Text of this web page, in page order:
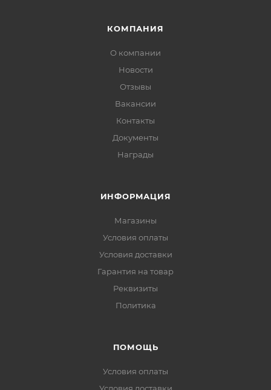
КОМПАНИЯ
О компании
Новости
Отзывы
Вакансии
Контакты
Документы
Награды
ИНФОРМАЦИЯ
Магазины
Условия оплаты
Условия доставки
Гарантия на товар
Реквизиты
Политика
ПОМОЩЬ
Условия оплаты